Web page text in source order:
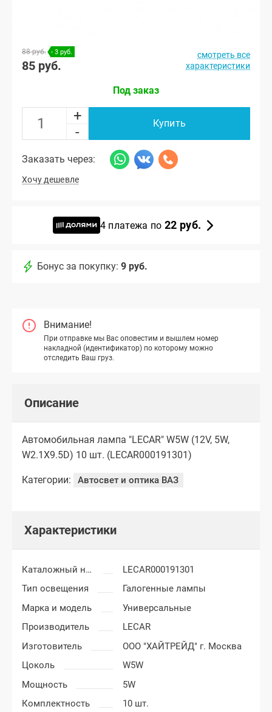
88 руб. - 3 руб.
85 руб.
смотреть все
характеристики
Под заказ
+
-
Купить
Заказать через:
Хочу дешевле
4 платежа по 22 руб.
Бонус за покупку: 9 руб.
Внимание!
При отправке мы Вас оповестим и вышлем номер
накладной (идентификатор) по которому можно
отследить Ваш груз.
Описание
Автомобильная лампа "LECAR" W5W (12V, 5W,
W2.1X9.5D) 10 шт. (LECAR000191301)
Категории: Автосвет и оптика ВАЗ
Характеристики
Каталожный номер
LECAR000191301
Тип освещения
Галогенные лампы
Марка и модель
Универсальные
Производитель
LECAR
Изготовитель
ООО "ХАЙТРЕЙД" г. Москва
Цоколь
W5W
Мощность
5W
Комплектность
10 шт.